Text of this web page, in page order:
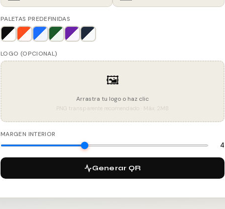
PALETAS PREDEFINIDAS
LOGO (OPCIONAL)
🖼
Arrastra tu logo o haz clic
PNG transparente recomendado · Máx. 2MB
MARGEN INTERIOR
4
Generar QR